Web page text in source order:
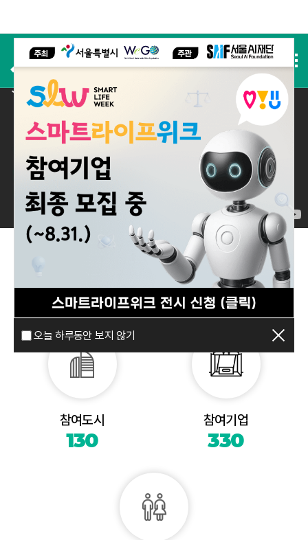
오늘 하루동안 보지 않기
사전등록
2025 실적
2025 Performance
참여도시
130
참여기업
330